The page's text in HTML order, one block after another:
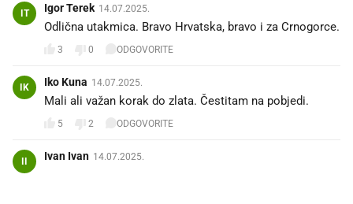
IT Igor Terek 14.07.2025.
Odlična utakmica. Bravo Hrvatska, bravo i za Crnogorce.
3 0 ODGOVORITE
IK Iko Kuna 14.07.2025.
Mali ali važan korak do zlata. Čestitam na pobjedi.
5 2 ODGOVORITE
Ivan Ivan 14.07.2025.